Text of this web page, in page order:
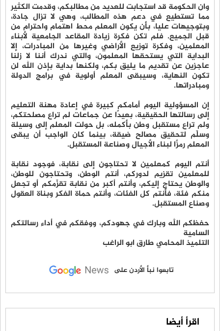
وان الحكومة قد استجابت للعديد من مطالبكم، وقدمت الكثير
مما تستطيع في دعم هذه المطالب، وهي لا تزال جادة،
وبتوجيهات عليا، بأن يكون المعلم محط اهتمام واحترام من
قبل الجميع. فلم تكن فكرة زيادة المقاعد الجامعية لأبناء
المعلمين، وفكرة توزيع الأراضي وغيرها من المبادرات، إلا
البداية التي يستحقها المعلمون، والتي ندرك أننا لا زلنا
عاجزين عن تقديم ما يليق بكم، ولكنها بداية بإذن الله لن
تكون النهاية، وسيبقى المعلم أولوية في برامج الدولة
ومبادراتها.
إن المسؤولية اليوم أمامكم كبيرة في إعادة مهنة التعليم
إلى رسالتها الحقيقية، بعيدًا عن جماعات لم تراع مصلحتكم،
ولم تراع مستقبل وطن بأكمله، بل حولت المعلم إلى وسيلة
وسلّم لتحقيق مصالح ضيقة، بينما كان الواجب أن يبقى
المعلم رمزًا لبناء الأجيال وصناعة المستقبل.
أنتم اليوم كمعلمين لا تحتاجون إلى نقابة، فوجود نقابة
للمعلمين تقزيم لدوركم، أنتم الوطن، وتحتاجون للوطن،
والوطن يحتاج إليكم، وأنتم أكبر من نقابة تقزّمكم أو تجعل
منكم فئة، فأنتم كل الفئات، وأنتم حماة الفكر وبناة العقول
وصناع المستقبل.
حفظكم الله وبارك في جهودكم، ووفقكم في أداء رسالتكم
السامية
التلميذ المحامي طارق ابو الراغب
تابعوا نبأ الأردن على
اقرأ أيضا